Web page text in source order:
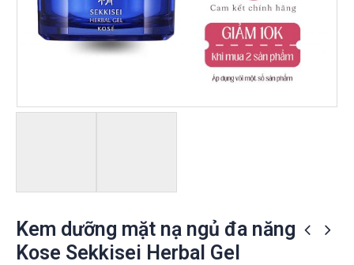
Kem dưỡng mặt nạ ngủ đa năng
Kose Sekkisei Herbal Gel